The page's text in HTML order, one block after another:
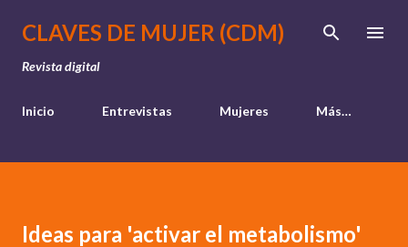
Ir al contenido principal
CLAVES DE MUJER (CDM)
Revista digital
Inicio Entrevistas Mujeres Más…
Ideas para 'activar el metabolismo'